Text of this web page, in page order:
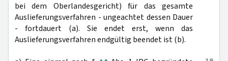
bei dem Oberlandesgericht) für das gesamte
Auslieferungsverfahren - ungeachtet dessen Dauer
- fortdauert (a). Sie endet erst, wenn das
Auslieferungsverfahren endgültig beendet ist (b).